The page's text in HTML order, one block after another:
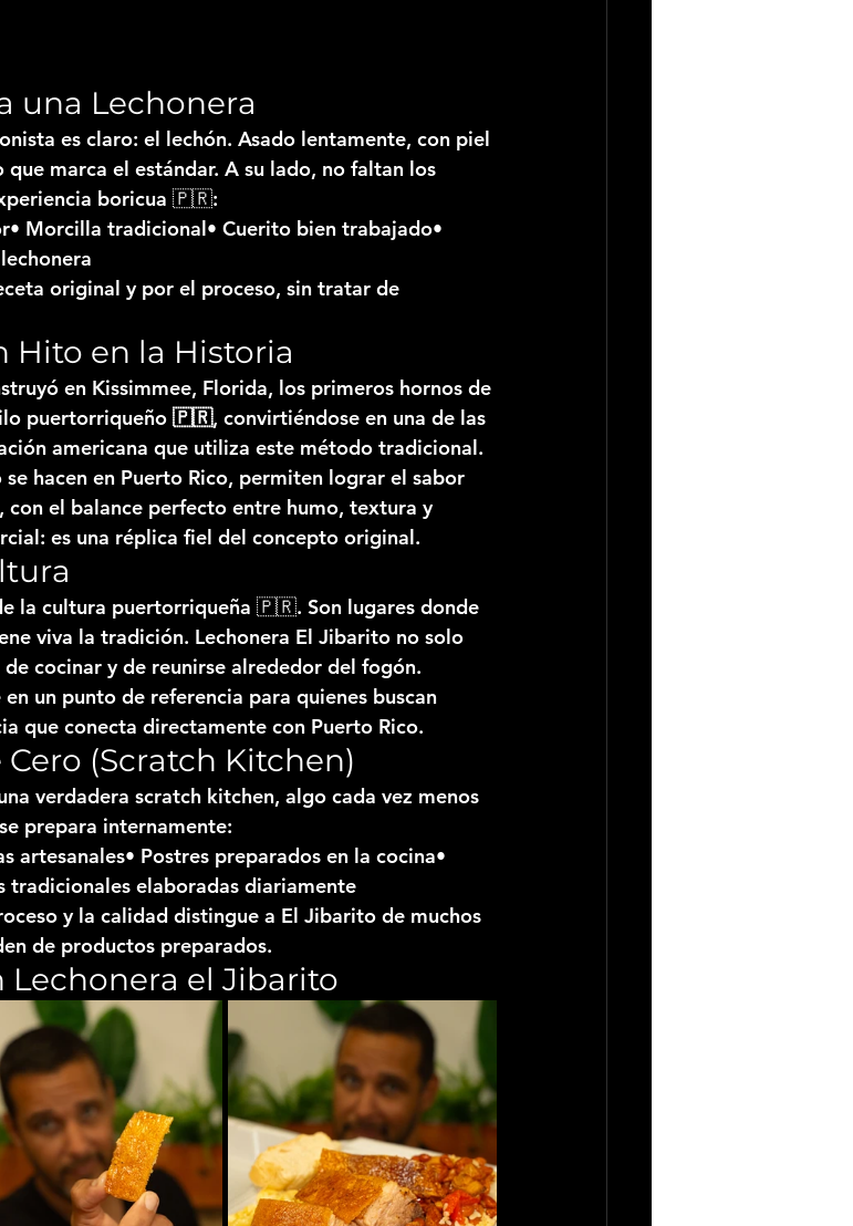
una Lechonera
es claro: el lechón. Asado lentamente, con piel
marca el estándar. A su lado, no faltan los
boricua 🇵🇷:
Morcilla tradicional• Cuerito bien trabajado•
original y por el proceso, sin tratar de
Hito en la Historia
en Kissimmee, Florida, los primeros hornos de
puertorriqueño 🇵🇷, convirtiéndose en una de las
americana que utiliza este método tradicional.
hacen en Puerto Rico, permiten lograr el sabor
, con el balance perfecto entre humo, textura y
es una réplica fiel del concepto original.
la cultura puertorriqueña 🇵🇷. Son lugares donde
viva la tradición. Lechonera El Jibarito no solo
cocinar y de reunirse alrededor del fogón.
un punto de referencia para quienes buscan
que conecta directamente con Puerto Rico.
(Scratch Kitchen)
verdadera scratch kitchen, algo cada vez menos
prepara internamente:
artesanales• Postres preparados en la cocina•
tradicionales elaboradas diariamente
y la calidad distingue a El Jibarito de muchos
de productos preparados.
Lechonera el Jibarito